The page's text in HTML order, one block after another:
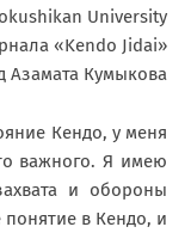
University
«Kendo Jidai»
Азамата Кумыкова
Кендо, у меня
важного. Я имею
и обороны
понятие в Кендо, и